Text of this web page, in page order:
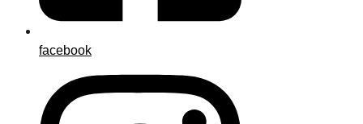
facebook